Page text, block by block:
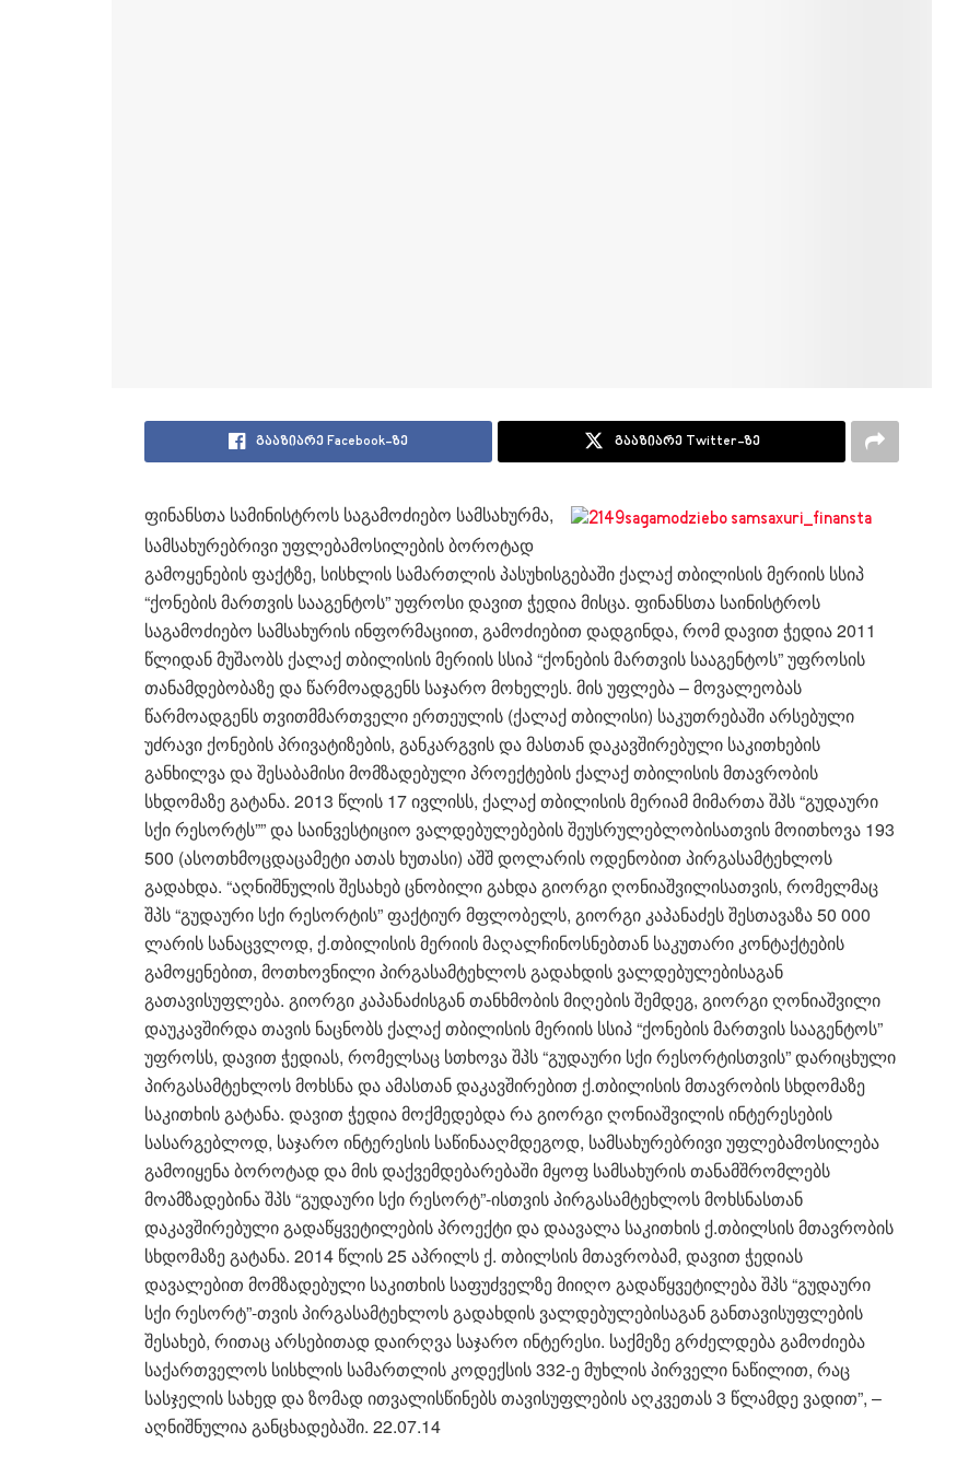
გააზიარე Facebook-ზე გააზიარე Twitter-ზე
ფინანსთა სამინისტროს საგამოძიებო სამსახურმა,
სამსახურებრივი უფლებამოსილების ბოროტად
გამოყენების ფაქტზე, სისხლის სამართლის პასუხისგებაში ქალაქ თბილისის მერიის სსიპ
“ქონების მართვის სააგენტოს” უფროსი დავით ჭედია მისცა. ფინანსთა საინისტროს
საგამოძიებო სამსახურის ინფორმაციით, გამოძიებით დადგინდა, რომ დავით ჭედია 2011
წლიდან მუშაობს ქალაქ თბილისის მერიის სსიპ “ქონების მართვის სააგენტოს” უფროსის
თანამდებობაზე და წარმოადგენს საჯარო მოხელეს. მის უფლება – მოვალეობას
წარმოადგენს თვითმმართველი ერთეულის (ქალაქ თბილისი) საკუთრებაში არსებული
უძრავი ქონების პრივატიზების, განკარგვის და მასთან დაკავშირებული საკითხების
განხილვა და შესაბამისი მომზადებული პროექტების ქალაქ თბილისის მთავრობის
სხდომაზე გატანა. 2013 წლის 17 ივლისს, ქალაქ თბილისის მერიამ მიმართა შპს “გუდაური
სქი რესორტს”” და საინვესტიციო ვალდებულებების შეუსრულებლობისათვის მოითხოვა 193
500 (ასოთხმოცდაცამეტი ათას ხუთასი) აშშ დოლარის ოდენობით პირგასამტეხლოს
გადახდა. “აღნიშნულის შესახებ ცნობილი გახდა გიორგი ღონიაშვილისათვის, რომელმაც
შპს “გუდაური სქი რესორტის” ფაქტიურ მფლობელს, გიორგი კაპანაძეს შესთავაზა 50 000
ლარის სანაცვლოდ, ქ.თბილისის მერიის მაღალჩინოსნებთან საკუთარი კონტაქტების
გამოყენებით, მოთხოვნილი პირგასამტეხლოს გადახდის ვალდებულებისაგან
გათავისუფლება. გიორგი კაპანაძისგან თანხმობის მიღების შემდეგ, გიორგი ღონიაშვილი
დაუკავშირდა თავის ნაცნობს ქალაქ თბილისის მერიის სსიპ “ქონების მართვის სააგენტოს”
უფროსს, დავით ჭედიას, რომელსაც სთხოვა შპს “გუდაური სქი რესორტისთვის” დარიცხული
პირგასამტეხლოს მოხსნა და ამასთან დაკავშირებით ქ.თბილისის მთავრობის სხდომაზე
საკითხის გატანა. დავით ჭედია მოქმედებდა რა გიორგი ღონიაშვილის ინტერესების
სასარგებლოდ, საჯარო ინტერესის საწინააღმდეგოდ, სამსახურებრივი უფლებამოსილება
გამოიყენა ბოროტად და მის დაქვემდებარებაში მყოფ სამსახურის თანამშრომლებს
მოამზადებინა შპს “გუდაური სქი რესორტ”-ისთვის პირგასამტეხლოს მოხსნასთან
დაკავშირებული გადაწყვეტილების პროექტი და დაავალა საკითხის ქ.თბილსის მთავრობის
სხდომაზე გატანა. 2014 წლის 25 აპრილს ქ. თბილსის მთავრობამ, დავით ჭედიას
დავალებით მომზადებული საკითხის საფუძველზე მიიღო გადაწყვეტილება შპს “გუდაური
სქი რესორტ”-თვის პირგასამტეხლოს გადახდის ვალდებულებისაგან განთავისუფლების
შესახებ, რითაც არსებითად დაირღვა საჯარო ინტერესი. საქმეზე გრძელდება გამოძიება
საქართველოს სისხლის სამართლის კოდექსის 332-ე მუხლის პირველი ნაწილით, რაც
სასჯელის სახედ და ზომად ითვალისწინებს თავისუფლების აღკვეთას 3 წლამდე ვადით”, –
აღნიშნულია განცხადებაში. 22.07.14